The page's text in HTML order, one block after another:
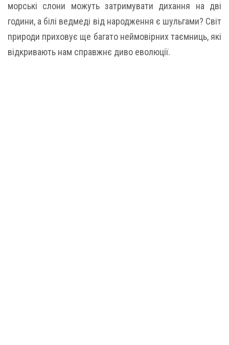
морські слони можуть затримувати дихання на дві
години, а білі ведмеді від народження є шульгами? Світ
природи приховує ще багато неймовірних таємниць, які
відкривають нам справжнє диво еволюції.